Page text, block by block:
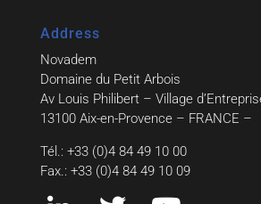
Address
Novadem
Domaine du Petit Arbois
Av Louis Philibert – Village
13100 Aix-en-Provence – FRANCE –
Tél.: +33 (0)4 84 49 10 00
Fax.: +33 (0)4 84 49 10 09